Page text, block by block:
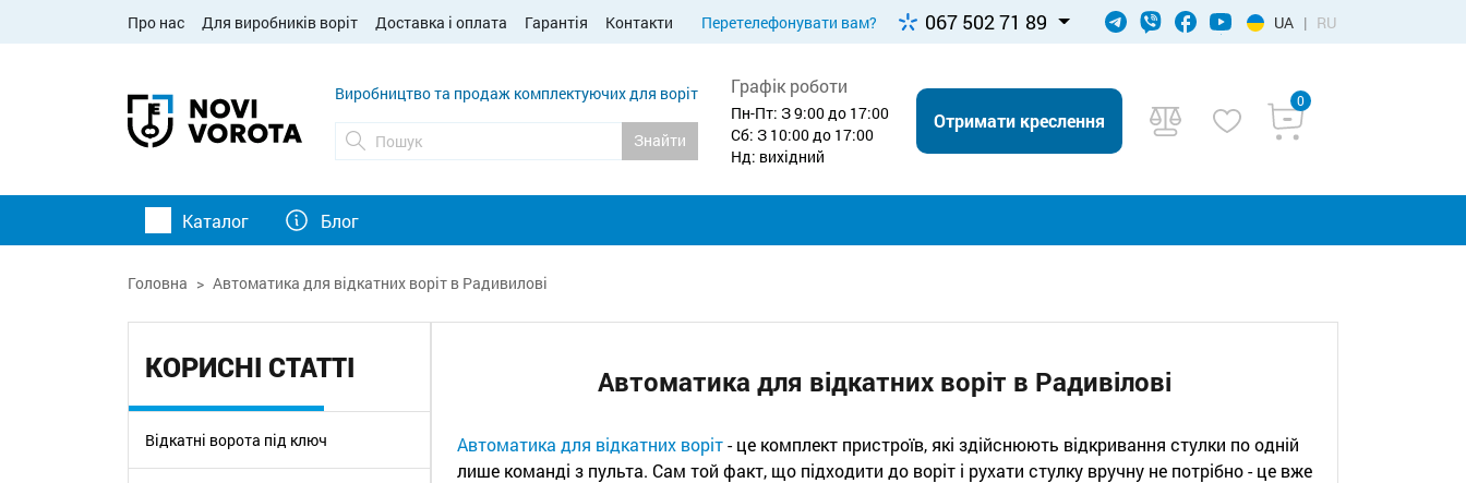
Про нас Для виробників воріт Доставка і оплата Гарантія Контакти Перетелефонувати вам? 067 502 71 89 UA | RU
Виробництво та продаж комплектуючих для воріт
Знайти
Графік роботи
Пн-Пт: З 9:00 до 17:00
Сб: З 10:00 до 17:00
Нд: вихідний
Отримати креслення
0
Каталог Блог
Головна Автоматика для відкатних воріт в Радивиловi
КОРИСНІ СТАТТІ
Відкатні ворота під ключ
Автоматика для відкатних воріт в Радивiловi
Автоматика для відкатних воріт- це комплект пристроїв, які здійснюють відкривання стулки по одній
лише команді з пульта. Сам той факт, що підходити до воріт і рухати стулку вручну не потрібно - це вже